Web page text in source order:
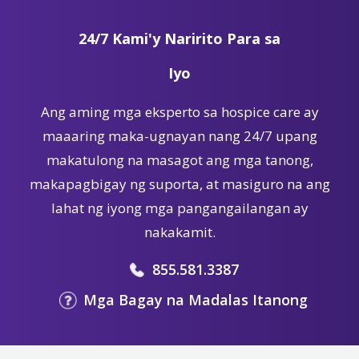
24/7 Kami'y Naririto Para sa
Iyo
Ang aming mga eksperto sa hospice care ay
maaaring maka-ugnayan nang 24/7 upang
makatulong na masagot ang mga tanong,
makapagbigay ng suporta, at masiguro na ang
lahat ng iyong mga pangangailangan ay
nakakamit.
855.581.3387
Mga Bagay na Madalas Itanong